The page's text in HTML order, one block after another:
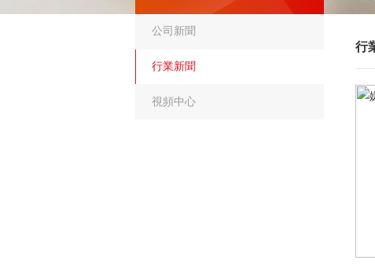
行
公司新聞
行業新聞
視頻中心